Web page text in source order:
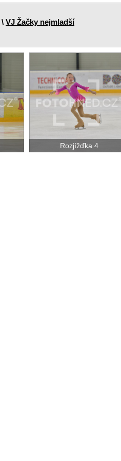
\ VJ Žačky nejmladší
Rozjížďka 4